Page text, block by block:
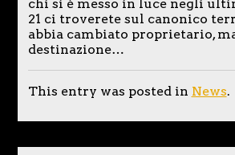
chi si è messo in luce negli
21 ci troverete sul canonico
abbia cambiato proprietario,
destinazione…
This entry was posted in News.